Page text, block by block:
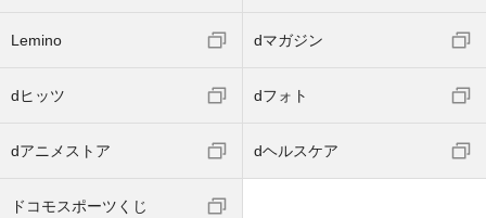
Lemino dマガジン
dヒッツ dフォト
dアニメストア dヘルスケア
ドコモスポーツくじ